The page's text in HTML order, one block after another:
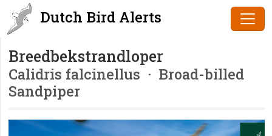
Dutch Bird Alerts
Breedbekstrandloper
Calidris falcinellus · Broad-billed
Sandpiper